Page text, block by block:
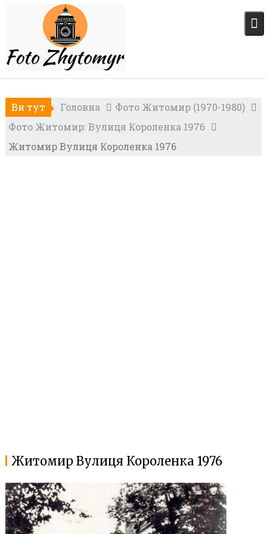
Ви тут Головна
Фото Житомир (1970-1980)
Фото Житомир: Вулиця Короленка 1976
Житомир Вулиця Короленка 1976
Житомир Вулиця Короленка 1976